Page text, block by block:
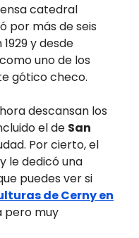
catedral
por más de seis
y desde
uno de los
gótico checo.
descansan los
el de San
Por cierto, el
le dedicó una
puedes ver si
de Cerny en
pero muy